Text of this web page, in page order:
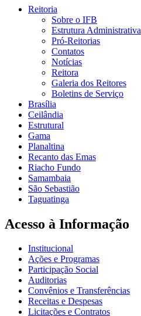
Reitoria
Sobre o IFB
Estrutura Administrativa
Pró-Reitorias
Contatos
Notícias
Reitora
Galeria dos Reitores
Boletins de Serviço
Brasília
Ceilândia
Estrutural
Gama
Planaltina
Recanto das Emas
Riacho Fundo
Samambaia
São Sebastião
Taguatinga
Acesso à Informação
Institucional
Ações e Programas
Participação Social
Auditorias
Convênios e Transferências
Receitas e Despesas
Licitações e Contratos